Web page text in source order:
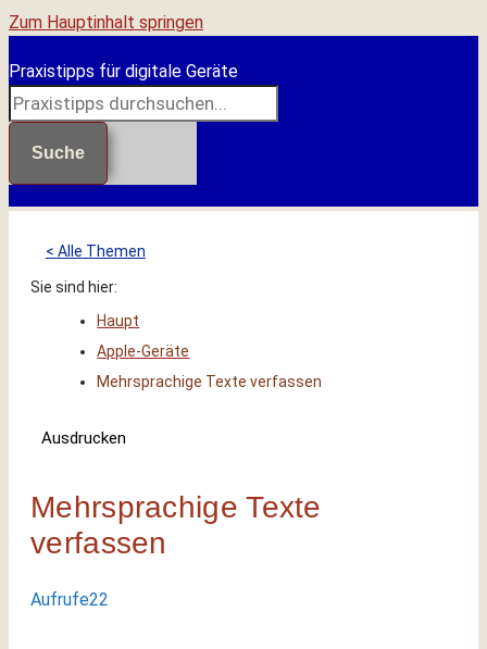
Zum Hauptinhalt springen
Praxistipps für digitale Geräte
Suche
< Alle Themen
Sie sind hier:
Haupt
Apple-Geräte
Mehrsprachige Texte verfassen
Ausdrucken
Mehrsprachige Texte
verfassen
Aufrufe22